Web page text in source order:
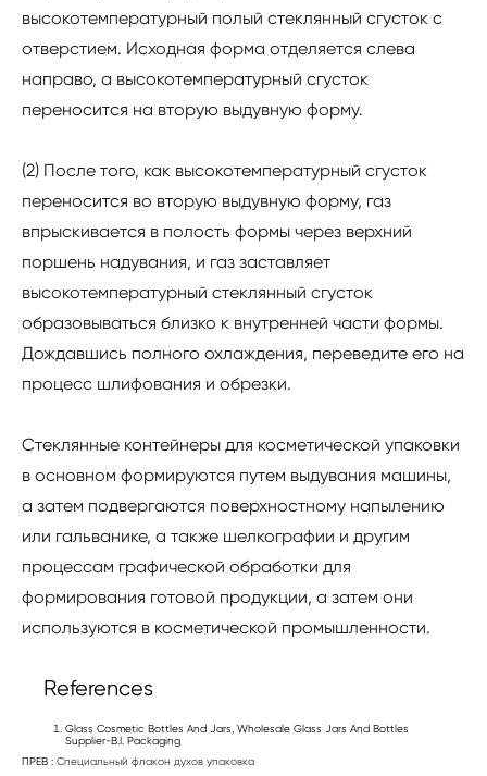
высокотемпературный полый стеклянный сгусток с
отверстием. Исходная форма отделяется слева
направо, а высокотемпературный сгусток
переносится на вторую выдувную форму.
(2) После того, как высокотемпературный сгусток
переносится во вторую выдувную форму, газ
впрыскивается в полость формы через верхний
поршень надувания, и газ заставляет
высокотемпературный стеклянный сгусток
образовываться близко к внутренней части формы.
Дождавшись полного охлаждения, переведите его на
процесс шлифования и обрезки.
Стеклянные контейнеры для косметической упаковки
в основном формируются путем выдувания машины,
а затем подвергаются поверхностному напылению
или гальванике, а также шелкографии и другим
процессам графической обработки для
формирования готовой продукции, а затем они
используются в косметической промышленности.
References
Glass Cosmetic Bottles And Jars, Wholesale Glass Jars And Bottles
Supplier-B.I. Packaging
ПРЕВ : Специальный флакон духов упаковка